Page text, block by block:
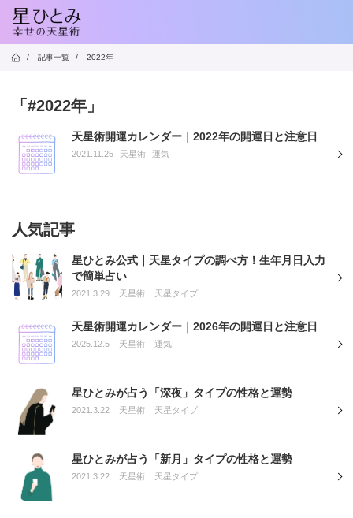
/ 記事一覧 / 2022年
「#2022年」
天星術開運カレンダー｜2022年の開運日と注意日
2021.11.25 天星術 運気
人気記事
星ひとみ公式｜天星タイプの調べ方！生年月日入力
で簡単占い
2021.3.29 天星術 天星タイプ
天星術開運カレンダー｜2026年の開運日と注意日
2025.12.5 天星術 運気
星ひとみが占う「深夜」タイプの性格と運勢
2021.3.22 天星術 天星タイプ
星ひとみが占う「新月」タイプの性格と運勢
2021.3.22 天星術 天星タイプ